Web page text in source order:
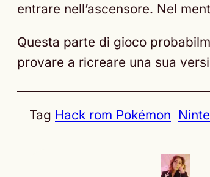
entrare nell’ascensore. Nel
Questa parte di gioco
provare a ricreare una sua
Tag Hack rom Pokémon